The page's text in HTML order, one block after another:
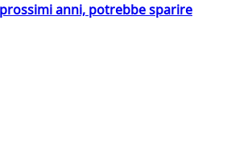
anni, potrebbe sparire